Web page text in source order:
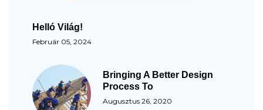
Helló Világ!
Február 05, 2024
Bringing A Better Design
Process To
Augusztus 26, 2020